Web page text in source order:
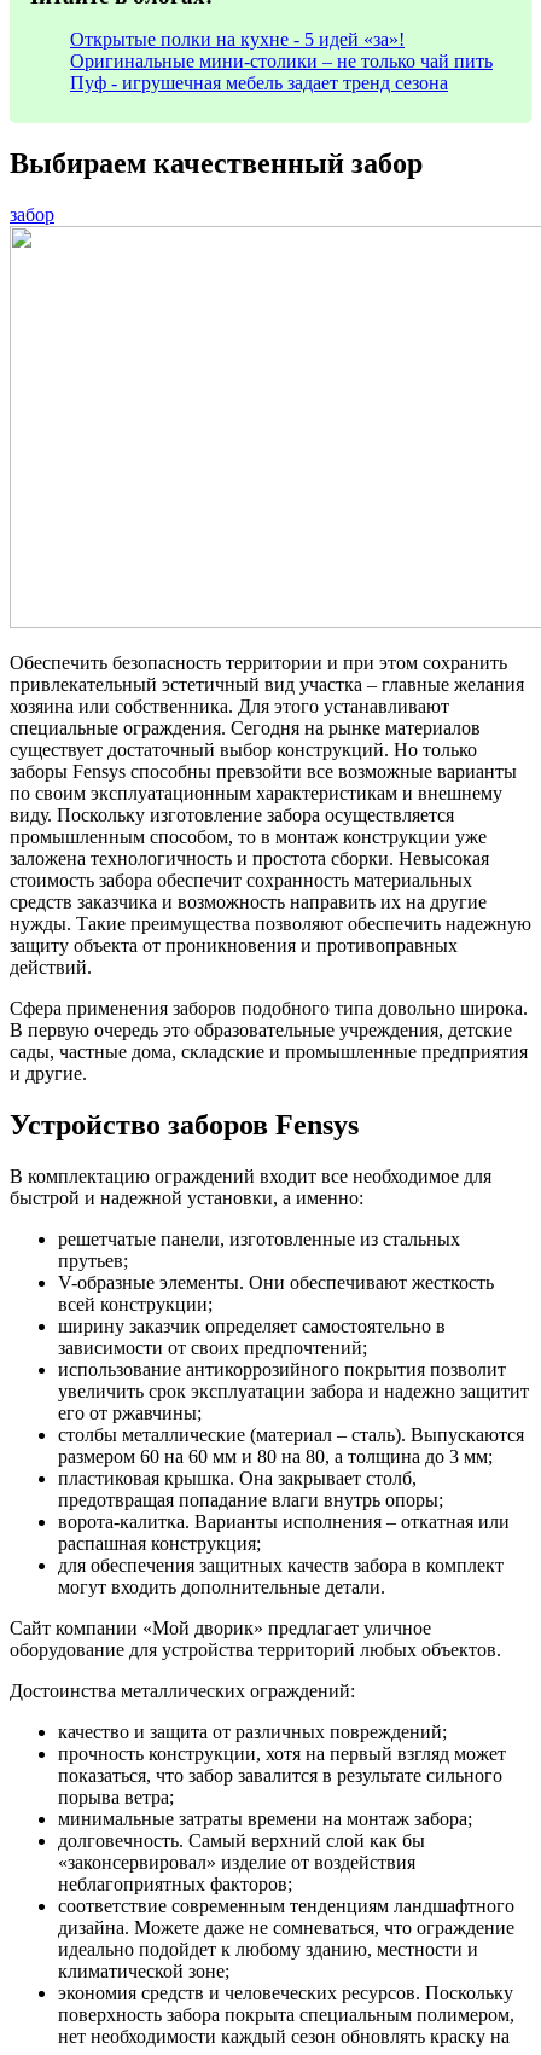
Открытые полки на кухне - 5 идей «за»!
Оригинальные мини-столики – не только чай пить
Пуф - игрушечная мебель задает тренд сезона
Выбираем качественный забор
забор
Обеспечить безопасность территории и при этом сохранить
привлекательный эстетичный вид участка – главные желания
хозяина или собственника. Для этого устанавливают
специальные ограждения. Сегодня на рынке материалов
существует достаточный выбор конструкций. Но только
заборы Fensys способны превзойти все возможные варианты
по своим эксплуатационным характеристикам и внешнему
виду. Поскольку изготовление забора осуществляется
промышленным способом, то в монтаж конструкции уже
заложена технологичность и простота сборки. Невысокая
стоимость забора обеспечит сохранность материальных
средств заказчика и возможность направить их на другие
нужды. Такие преимущества позволяют обеспечить надежную
защиту объекта от проникновения и противоправных
действий.
Сфера применения заборов подобного типа довольно широка.
В первую очередь это образовательные учреждения, детские
сады, частные дома, складские и промышленные предприятия
и другие.
Устройство заборов Fensys
В комплектацию ограждений входит все необходимое для
быстрой и надежной установки, а именно:
решетчатые панели, изготовленные из стальных
прутьев;
V-образные элементы. Они обеспечивают жесткость
всей конструкции;
ширину заказчик определяет самостоятельно в
зависимости от своих предпочтений;
использование антикоррозийного покрытия позволит
увеличить срок эксплуатации забора и надежно защитит
его от ржавчины;
столбы металлические (материал – сталь). Выпускаются
размером 60 на 60 мм и 80 на 80, а толщина до 3 мм;
пластиковая крышка. Она закрывает столб,
предотвращая попадание влаги внутрь опоры;
ворота-калитка. Варианты исполнения – откатная или
распашная конструкция;
для обеспечения защитных качеств забора в комплект
могут входить дополнительные детали.
Сайт компании «Мой дворик» предлагает уличное
оборудование для устройства территорий любых объектов.
Достоинства металлических ограждений:
качество и защита от различных повреждений;
прочность конструкции, хотя на первый взгляд может
показаться, что забор завалится в результате сильного
порыва ветра;
минимальные затраты времени на монтаж забора;
долговечность. Самый верхний слой как бы
«законсервировал» изделие от воздействия
неблагоприятных факторов;
соответствие современным тенденциям ландшафтного
дизайна. Можете даже не сомневаться, что ограждение
идеально подойдет к любому зданию, местности и
климатической зоне;
экономия средств и человеческих ресурсов. Поскольку
поверхность забора покрыта специальным полимером,
нет необходимости каждый сезон обновлять краску на